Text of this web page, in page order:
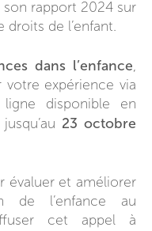
son rapport 2024 sur
droits de l’enfant.
dans l’enfance,
votre expérience via
disponible en
23 octobre
évaluer et améliorer
de l’enfance au
cet appel à